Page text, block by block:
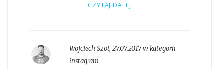
CZYTAJ DALEJ
Wojciech Szot, 27.07.2017 w kategorii
instagram